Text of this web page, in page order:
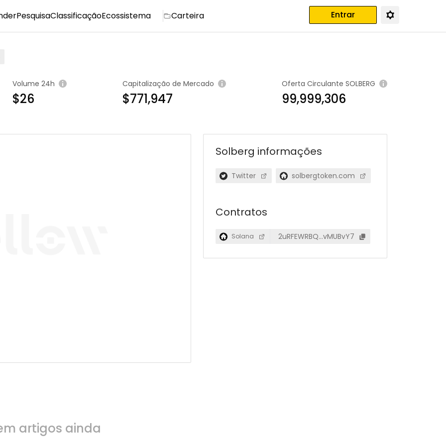
PesquisaClassificaçãoEcossistema Carteira Entrar
Volume 24h
$26
Capitalização de Mercado
$771,947
Oferta Circulante SOLBERG
99,999,306
artigos ainda
Solberg informações
Twitter solbergtoken.com
Contratos
Solana 2uRFEWRBQ…vMUBvY7